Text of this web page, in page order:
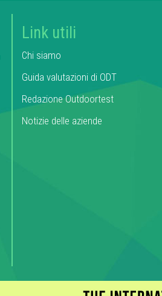
Link utili
Chi siamo
Guida valutazioni di ODT
Redazione Outdoortest
Notizie delle aziende